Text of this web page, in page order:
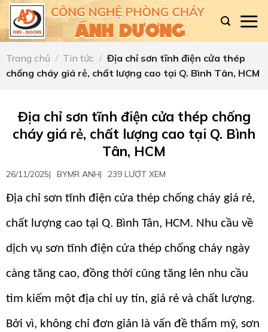
Skip
content
Trang chủ / Tin tức / Địa chỉ sơn tĩnh điện cửa thép
chống cháy giá rẻ, chất lượng cao tại Q. Bình Tân, HCM
Địa chỉ sơn tĩnh điện cửa thép chống
cháy giá rẻ, chất lượng cao tại Q. Bình
Tân, HCM
26/11/2025| BYMR ANH| 239 LƯỢT XEM
Địa chỉ sơn tĩnh điện cửa thép chống cháy giá rẻ,
chất lượng cao tại Q. Bình Tân, HCM. Nhu cầu về
dịch vụ sơn tĩnh điện cửa thép chống cháy ngày
càng tăng cao, đồng thời cũng tăng lên nhu cầu
tìm kiếm một địa chỉ uy tín, giá rẻ và chất lượng.
Bởi vì, không chỉ đơn giản là vấn đề thẩm mỹ, sơn